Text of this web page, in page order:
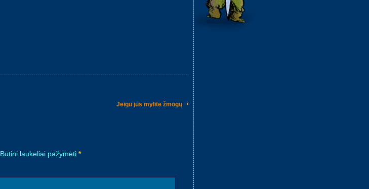
Jeigu jūs mylite žmogų
Būtini laukeliai pažymėti *